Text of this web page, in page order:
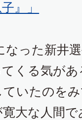
』」
なった新井
くる気が
いたのを
大な人間